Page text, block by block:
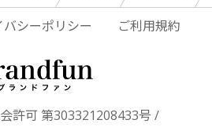
バシーポリシー ご利用規約
許可 第303321208433号 /